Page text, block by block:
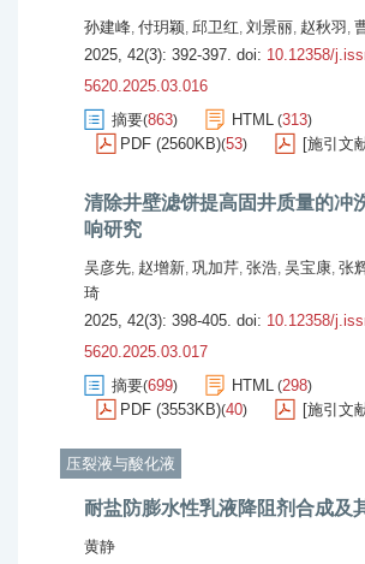
孙建峰, 付玥颖, 邱卫红, 刘景丽, 赵秋羽 ,
2025, 42(3): 392-397. doi: 10.12358/
5620.2025.03.016
摘要(863) HTML (313)
PDF (2560KB)(53) [施引文
清除井壁滤饼提高固井质量的冲
响研究
吴彦先, 赵增新, 巩加芹, 张浩, 吴宝康, 张
琦
2025, 42(3): 398-405. doi: 10.12358/
5620.2025.03.017
摘要(699) HTML (298)
PDF (3553KB)(40) [施引文
压裂液与酸化液
耐盐防膨水性乳液降阻剂合成及
黄静